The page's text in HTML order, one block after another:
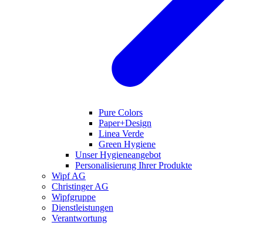
Pure Colors
Paper+Design
Linea Verde
Green Hygiene
Unser Hygieneangebot
Personalisierung Ihrer Produkte
Wipf AG
Christinger AG
Wipfgruppe
Dienstleistungen
Verantwortung